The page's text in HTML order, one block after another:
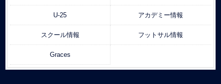
U-25 アカデミー情報
スクール情報 フットサル情報
Graces